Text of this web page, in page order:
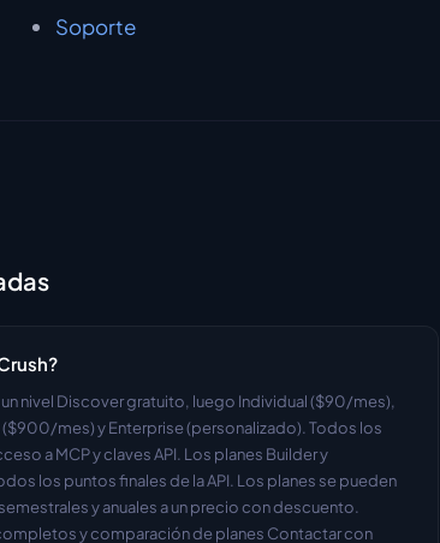
Soporte
nivel Discover gratuito, luego Individual ($90/mes),
mes) y Enterprise (personalizado). Todos los
a MCP y claves API. Los planes Builder y
los puntos finales de la API. Los planes se pueden
y anuales a un precio con descuento.
y comparación de planes Contactar con